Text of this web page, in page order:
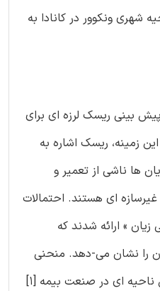
شهری ونکوور در کانادا به
بینی ریسک لرزه ای برای
زمینه، ریسک اشاره به
ها ناشی از تعمیر و
ای هستند. احتمالات
» ارائه شدند که
را نشان می-دهد. منحنی
های زیان اغلب در یک مقیاس ناحیه ای در صنعت بیمه [1]